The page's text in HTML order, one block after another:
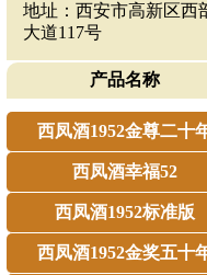
地址：西安市高新区西
大道117号
产品名称
西凤酒1952金尊二十
西凤酒幸福52
西凤酒1952标准版
西凤酒1952金奖五十